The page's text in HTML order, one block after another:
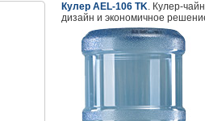
Кулер AEL-106 TK. Кулер-
дизайн и экономичное